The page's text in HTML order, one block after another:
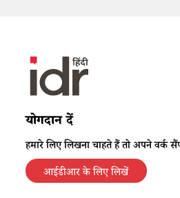
योगदान दें
हमारे लिए लिखना चाहते हैं तो अपने
आईडीआर के लिए लिखें